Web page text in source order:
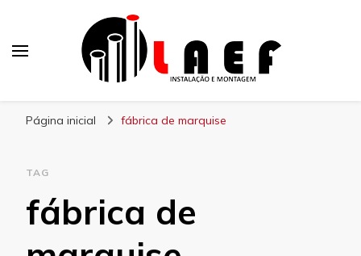
Página inicial fábrica de marquise
TAG
fábrica de